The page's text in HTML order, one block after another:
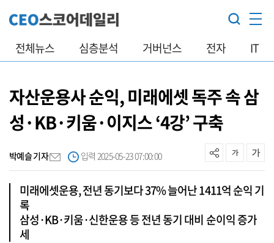
전체뉴스 심층분석 거버넌스 전자 IT
자산운용사 순익, 미래에셋 독주 속 삼
성·KB·키움·이지스 ‘4강’ 구축
박예슬 기자 입력 2025-05-23 07:00:00
미래에셋운용, 전년 동기보다 37% 늘어난 1411억 순익 기
록
삼성·KB·키움·신한운용 등 전년 동기 대비 순이익 증가
세